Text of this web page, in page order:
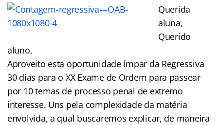
Querida
aluna,
Querido
aluno,
Aproveito esta oportunidade ímpar da Regressiva
30 dias para o XX Exame de Ordem para passear
por 10 temas de processo penal de extremo
interesse. Uns pela complexidade da matéria
envolvida, a qual buscaremos explicar, de maneira